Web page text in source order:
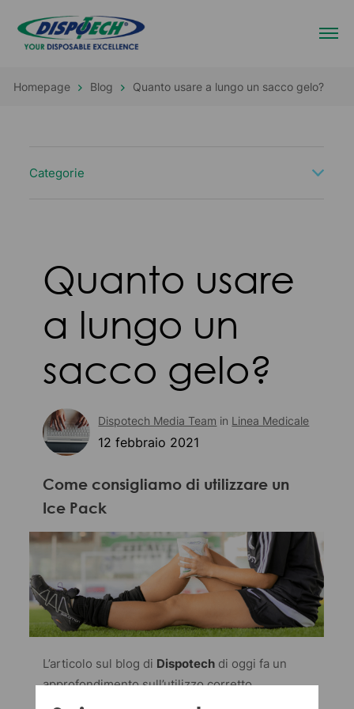
Homepage Blog Quanto usare a lungo un sacco gelo?
Categorie
Quanto usare
a lungo un
sacco gelo?
Dispotech Media Team in Linea Medicale
12 febbraio 2021
Come consigliamo di utilizzare un
Ice Pack
L’articolo sul blog di Dispotech di oggi fa un
approfondimento sull’utilizzo corretto
degli
icepack
: quando usarli e, soprattutto, per